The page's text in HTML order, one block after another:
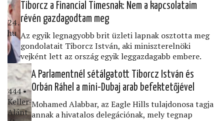
24․
hu
Tiborcz a Financial Timesnak: Nem a kapcsolataim
révén gazdagodtam meg
Az egyik legnagyobb brit üzleti lapnak osztotta meg
gondolatait Tiborcz István, aki miniszterelnöki
vejként lett az ország egyik leggazdagabb embere.
444 •
Keller-
Alánt
A Parlamentnél sétálgatott Tiborcz István és
Orbán Ráhel a mini-Dubaj arab befektetőjével
Mohamed Alabbar, az Eagle Hills tulajdonosa tagja
annak a hivatalos delegációnak, mely tegnap